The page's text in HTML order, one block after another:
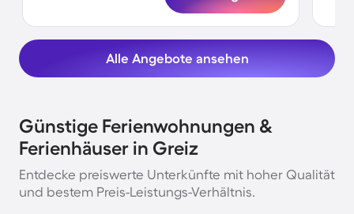
Alle Angebote ansehen
Günstige Ferienwohnungen &
Ferienhäuser in Greiz
Entdecke preiswerte Unterkünfte mit hoher Qualität
und bestem Preis-Leistungs-Verhältnis.